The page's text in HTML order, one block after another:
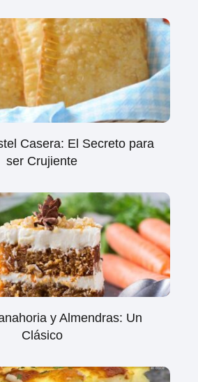
Casera: El Secreto para
ser Crujiente
y Almendras: Un
Clásico